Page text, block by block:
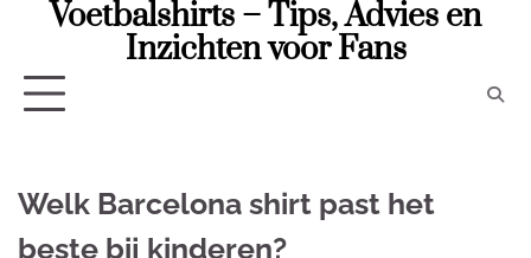
Voetbalshirts – Tips, Advies en
Inzichten voor Fans
Welk Barcelona shirt past het
beste bij kinderen?